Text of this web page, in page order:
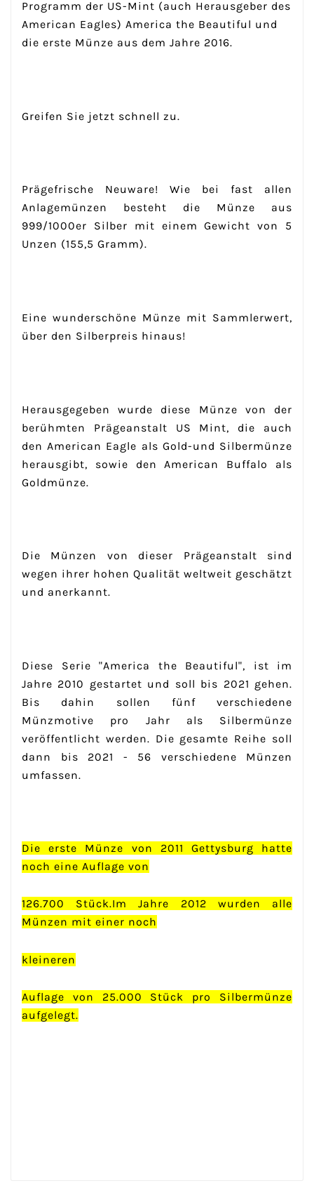
Programm der US-Mint (auch Herausgeber des
American Eagles) America the Beautiful und
die erste Münze aus dem Jahre 2016.
Greifen Sie jetzt schnell zu.
Prägefrische Neuware! Wie bei fast allen
Anlagemünzen besteht die Münze aus
999/1000er Silber mit einem Gewicht von 5
Unzen (155,5 Gramm).
Eine wunderschöne Münze mit Sammlerwert,
über den Silberpreis hinaus!
Herausgegeben wurde diese Münze von der
berühmten Prägeanstalt US Mint, die auch
den American Eagle als Gold-und Silbermünze
herausgibt, sowie den American Buffalo als
Goldmünze.
Die Münzen von dieser Prägeanstalt sind
wegen ihrer hohen Qualität weltweit geschätzt
und anerkannt.
Diese Serie "America the Beautiful", ist im
Jahre 2010 gestartet und soll bis 2021 gehen.
Bis dahin sollen fünf verschiedene
Münzmotive pro Jahr als Silbermünze
veröffentlicht werden. Die gesamte Reihe soll
dann bis 2021 - 56 verschiedene Münzen
umfassen.
Die erste Münze von 2011 Gettysburg hatte
noch eine Auflage von
126.700 Stück.Im Jahre 2012 wurden alle
Münzen mit einer noch
kleineren
Auflage von 25.000 Stück pro Silbermünze
aufgelegt.